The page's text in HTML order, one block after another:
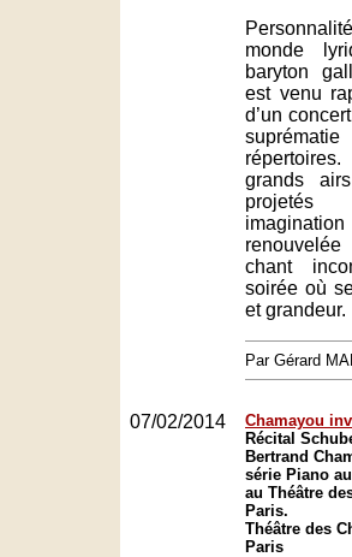
monde
baryton
est venu
d’un
grands
chant
soirée où
et grandeur.
Par Gérard
07/02/2014
Chamayou
Récital
Bertrand
série Piano
au Théâtre
Paris.
Théâtre des
Paris